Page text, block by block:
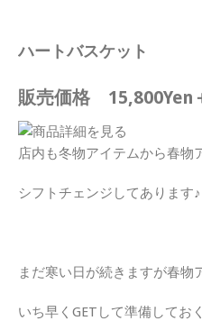
ハートバスケット
販売価格 15,800Yen
店内も冬物アイテムから春物
シフトチェンジしてあります♪
まだ寒い日が続きますが春物
いち早くGETして準備してお